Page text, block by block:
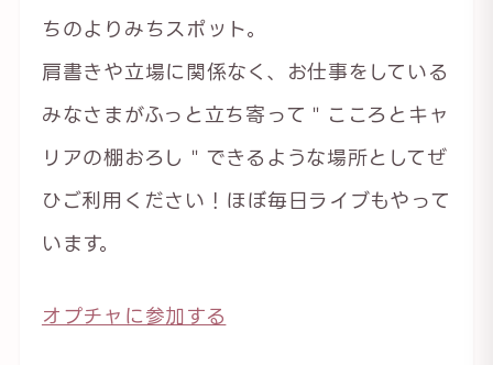
ちのよりみちスポット。
肩書きや立場に関係なく、お仕事をしている
みなさまがふっと立ち寄って＂こころとキャ
リアの棚おろし＂できるような場所としてぜ
ひご利用ください！ほぼ毎日ライブもやって
います。
オプチャに参加する